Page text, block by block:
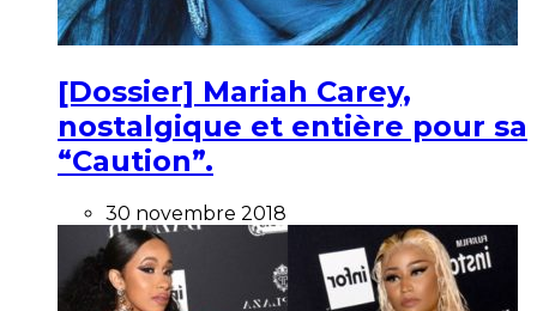
[Dossier] Mariah Carey,
nostalgique et entière pour sa
“Caution”.
30 novembre 2018